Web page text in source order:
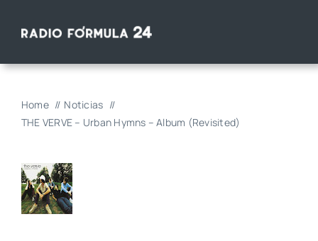
Home
Noticias
THE VERVE – Urban Hymns – Album (Revisited)